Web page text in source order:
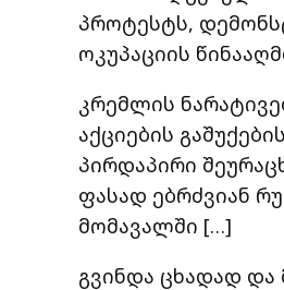
პროტესტს,
ოკუპაციის
კრემლის
აქციების
პირდაპირი
ფასად ებრძვიან
მომავალში […]
გვინდა ცხადად